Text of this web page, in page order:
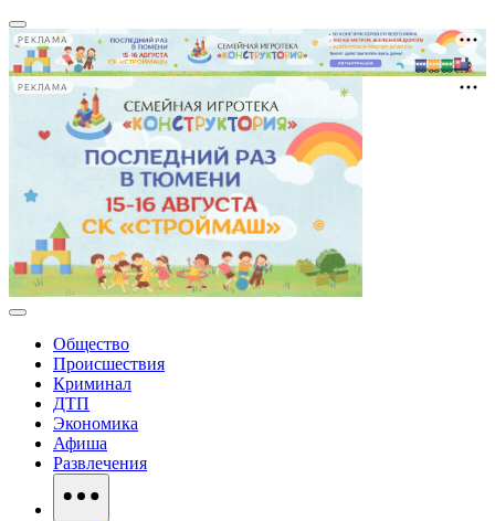
РЕКЛАМА
РЕКЛАМА
Общество
Происшествия
Криминал
ДТП
Экономика
Афиша
Развлечения